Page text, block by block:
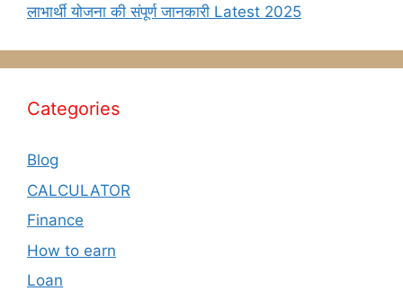
लाभार्थी योजना की संपूर्ण जानकारी Latest 2025
Categories
Blog
CALCULATOR
Finance
How to earn
Loan